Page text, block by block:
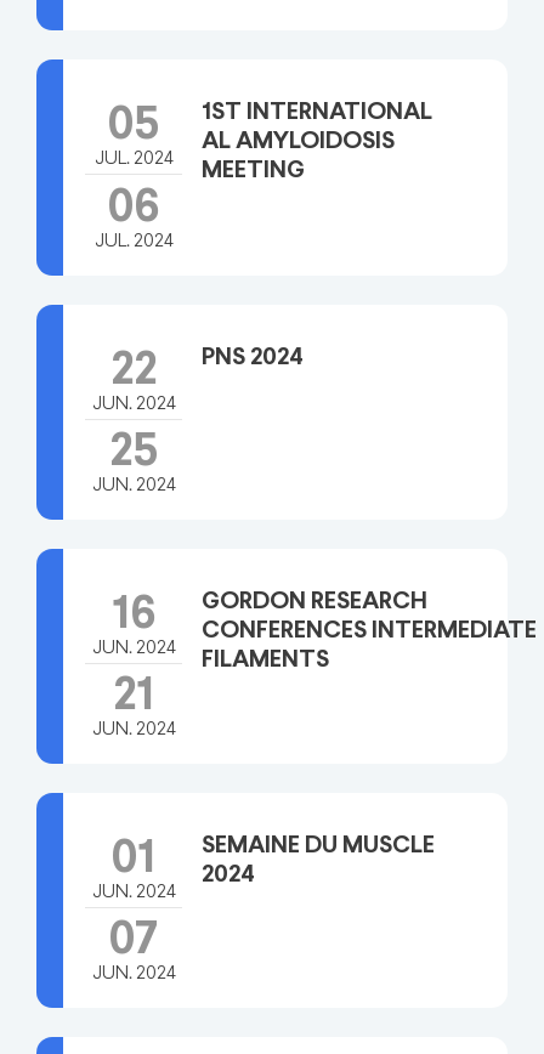
05
JUL. 2024
06
JUL. 2024
1ST INTERNATIONAL
AL AMYLOIDOSIS
MEETING
22
JUN. 2024
25
JUN. 2024
PNS 2024
16
JUN. 2024
21
JUN. 2024
GORDON RESEARCH
CONFERENCES INTERMEDIATE
FILAMENTS
01
JUN. 2024
07
JUN. 2024
SEMAINE DU MUSCLE
2024